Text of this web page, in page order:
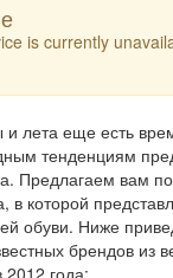
is currently
и лета еще есть
тенденциям
Предлагаем вам
в которой
обуви. Ниже
брендов из